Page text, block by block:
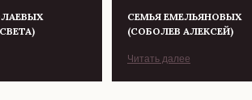
СЕМЬЯ ЕМЕЛЬЯНОВЫХ
(СОБОЛЕВ АЛЕКСЕЙ)
Читать далее